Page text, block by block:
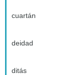
cuartán
deidad
ditás